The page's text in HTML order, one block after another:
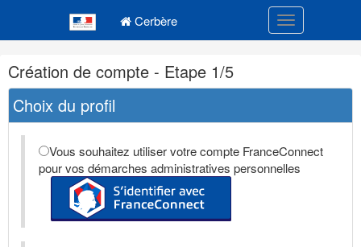
Cerbère Toggle
Navigation
et
outils
annexes
Création de compte - Etape 1/5
Choix du profil
Vous souhaitez utiliser votre compte FranceConnect
pour vos démarches administratives personnelles